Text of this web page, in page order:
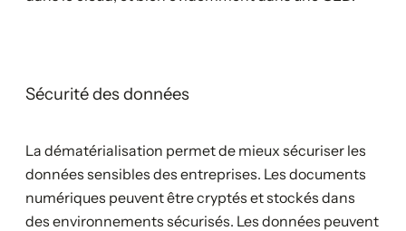
Sécurité des données
La dématérialisation permet de mieux sécuriser les
données sensibles des entreprises. Les documents
numériques peuvent être cryptés et stockés dans
des environnements sécurisés. Les données peuvent